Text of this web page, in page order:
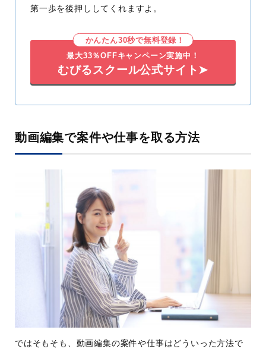
第一歩を後押ししてくれますよ。
かんたん30秒で無料登録！
最大33％OFFキャンペーン実施中！
むびるスクール公式サイト➤
動画編集で案件や仕事を取る方法
ではそもそも、動画編集の案件や仕事はどういった方法で